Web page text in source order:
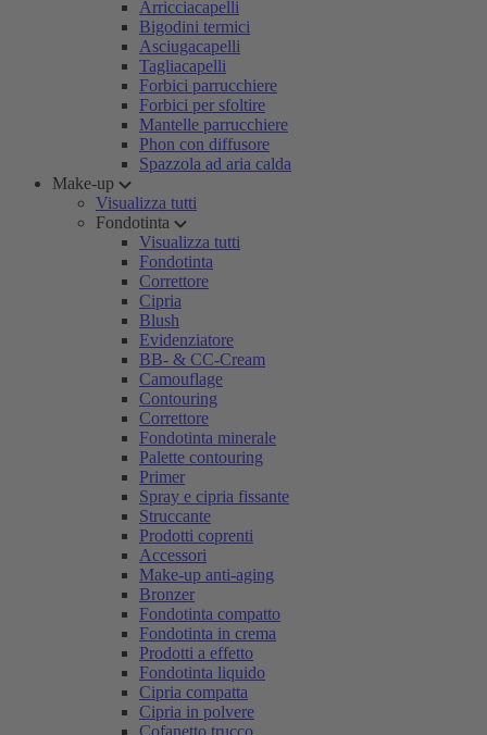
Arricciacapelli
Bigodini termici
Asciugacapelli
Tagliacapelli
Forbici parrucchiere
Forbici per sfoltire
Mantelle parrucchiere
Phon con diffusore
Spazzola ad aria calda
Make-up
Visualizza tutti
Fondotinta
Visualizza tutti
Fondotinta
Correttore
Cipria
Blush
Evidenziatore
BB- & CC-Cream
Camouflage
Contouring
Correttore
Fondotinta minerale
Palette contouring
Primer
Spray e cipria fissante
Struccante
Prodotti coprenti
Accessori
Make-up anti-aging
Bronzer
Fondotinta compatto
Fondotinta in crema
Prodotti a effetto
Fondotinta liquido
Cipria compatta
Cipria in polvere
Cofanetto trucco